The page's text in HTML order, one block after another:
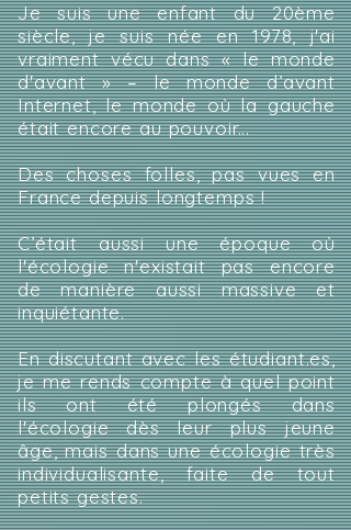
Je suis une enfant du 20ème
siècle, je suis née en 1978, j'ai
vraiment vécu dans « le monde
d'avant » – le monde d’avant
Internet, le monde où la gauche
était encore au pouvoir...
Des choses folles, pas vues en
France depuis longtemps !
C’était aussi une époque où
l'écologie n'existait pas encore
de manière aussi massive et
inquiétante.
En discutant avec les étudiant.es,
je me rends compte à quel point
ils ont été plongés dans
l'écologie dès leur plus jeune
âge, mais dans une écologie très
individualisante, faite de tout
petits gestes.